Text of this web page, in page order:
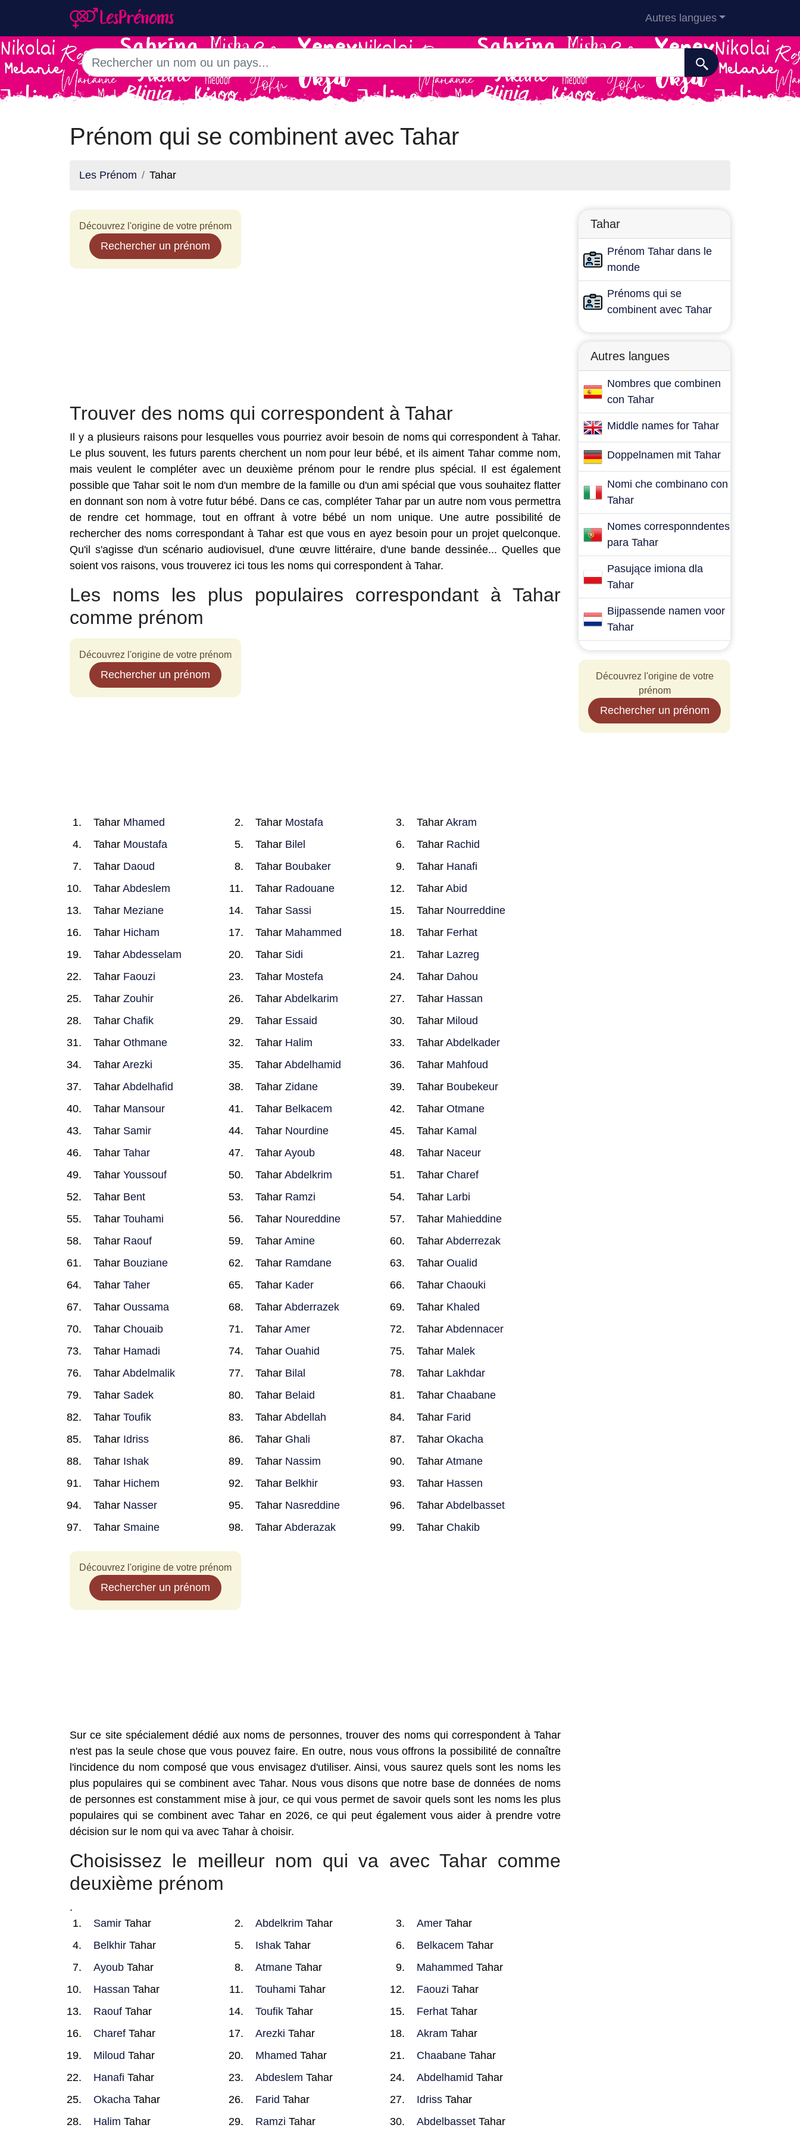
Autres langues
Prénom qui se combinent avec Tahar
Les Prénom Tahar
Découvrez l'origine de votre prénom
Rechercher un prénom
Trouver des noms qui correspondent à Tahar
Il y a plusieurs raisons pour lesquelles vous pourriez avoir besoin de noms qui correspondent à Tahar.
Le plus souvent, les futurs parents cherchent un nom pour leur bébé, et ils aiment Tahar comme nom,
mais veulent le compléter avec un deuxième prénom pour le rendre plus spécial. Il est également
possible que Tahar soit le nom d'un membre de la famille ou d'un ami spécial que vous souhaitez flatter
en donnant son nom à votre futur bébé. Dans ce cas, compléter Tahar par un autre nom vous permettra
de rendre cet hommage, tout en offrant à votre bébé un nom unique. Une autre possibilité de
rechercher des noms correspondant à Tahar est que vous en ayez besoin pour un projet quelconque.
Qu'il s'agisse d'un scénario audiovisuel, d'une œuvre littéraire, d'une bande dessinée... Quelles que
soient vos raisons, vous trouverez ici tous les noms qui correspondent à Tahar.
Les noms les plus populaires correspondant à Tahar
comme prénom
Découvrez l'origine de votre prénom
Rechercher un prénom
Tahar Mhamed Tahar Mostafa TaharAkram
Tahar Moustafa Tahar Bilel Tahar Rachid
Tahar Daoud Tahar Boubaker Tahar Hanafi
Tahar Abdeslem Tahar Radouane TaharAbid
Tahar Meziane Tahar Sassi Tahar Nourreddine
Tahar Hicham Tahar Mahammed Tahar Ferhat
Tahar Abdesselam Tahar Sidi Tahar Lazreg
Tahar Faouzi Tahar Mostefa Tahar Dahou
Tahar Zouhir Tahar Abdelkarim Tahar Hassan
Tahar Chafik Tahar Essaid Tahar Miloud
Tahar Othmane Tahar Halim TaharAbdelkader
Tahar Arezki Tahar Abdelhamid Tahar Mahfoud
Tahar Abdelhafid Tahar Zidane Tahar Boubekeur
Tahar Mansour Tahar Belkacem TaharOtmane
Tahar Samir Tahar Nourdine Tahar Kamal
Tahar Tahar Tahar Ayoub Tahar Naceur
Tahar Youssouf Tahar Abdelkrim Tahar Charef
Tahar Bent Tahar Ramzi Tahar Larbi
Tahar Touhami Tahar Noureddine Tahar Mahieddine
Tahar Raouf Tahar Amine TaharAbderrezak
Tahar Bouziane Tahar Ramdane TaharOualid
Tahar Taher Tahar Kader Tahar Chaouki
Tahar Oussama Tahar Abderrazek Tahar Khaled
Tahar Chouaib Tahar Amer TaharAbdennacer
Tahar Hamadi Tahar Ouahid Tahar Malek
Tahar Abdelmalik Tahar Bilal Tahar Lakhdar
Tahar Sadek Tahar Belaid Tahar Chaabane
Tahar Toufik Tahar Abdellah Tahar Farid
Tahar Idriss Tahar Ghali TaharOkacha
Tahar Ishak Tahar Nassim TaharAtmane
Tahar Hichem Tahar Belkhir Tahar Hassen
Tahar Nasser Tahar Nasreddine TaharAbdelbasset
Tahar Smaine Tahar Abderazak Tahar Chakib
Découvrez l'origine de votre prénom
Rechercher un prénom
Sur ce site spécialement dédié aux noms de personnes, trouver des noms qui correspondent à Tahar
n'est pas la seule chose que vous pouvez faire. En outre, nous vous offrons la possibilité de connaître
l'incidence du nom composé que vous envisagez d'utiliser. Ainsi, vous saurez quels sont les noms les
plus populaires qui se combinent avec Tahar. Nous vous disons que notre base de données de noms
de personnes est constamment mise à jour, ce qui vous permet de savoir quels sont les noms les plus
populaires qui se combinent avec Tahar en 2026, ce qui peut également vous aider à prendre votre
décision sur le nom qui va avec Tahar à choisir.
Choisissez le meilleur nom qui va avec Tahar comme
deuxième prénom
.
Samir Tahar Abdelkrim Tahar Amer Tahar
Belkhir Tahar IshakTahar Belkacem Tahar
Ayoub Tahar AtmaneTahar Mahammed Tahar
Hassan Tahar Touhami Tahar Faouzi Tahar
Raouf Tahar ToufikTahar Ferhat Tahar
Charef Tahar Arezki Tahar Akram Tahar
Miloud Tahar Mhamed Tahar Chaabane Tahar
Hanafi Tahar Abdeslem Tahar Abdelhamid Tahar
Okacha Tahar Farid Tahar Idriss Tahar
Halim Tahar Ramzi Tahar Abdelbasset Tahar
Tahar
Prénom Tahar dans le
monde
Prénoms qui se
combinent avec Tahar
Autres langues
Nombres que combinen
con Tahar
Middle names for Tahar
Doppelnamen mit Tahar
Nomi che combinano con
Tahar
Nomes corresponndentes
para Tahar
Pasujące imiona dla
Tahar
Bijpassende namen voor
Tahar
Découvrez l'origine de votre
prénom
Rechercher un prénom